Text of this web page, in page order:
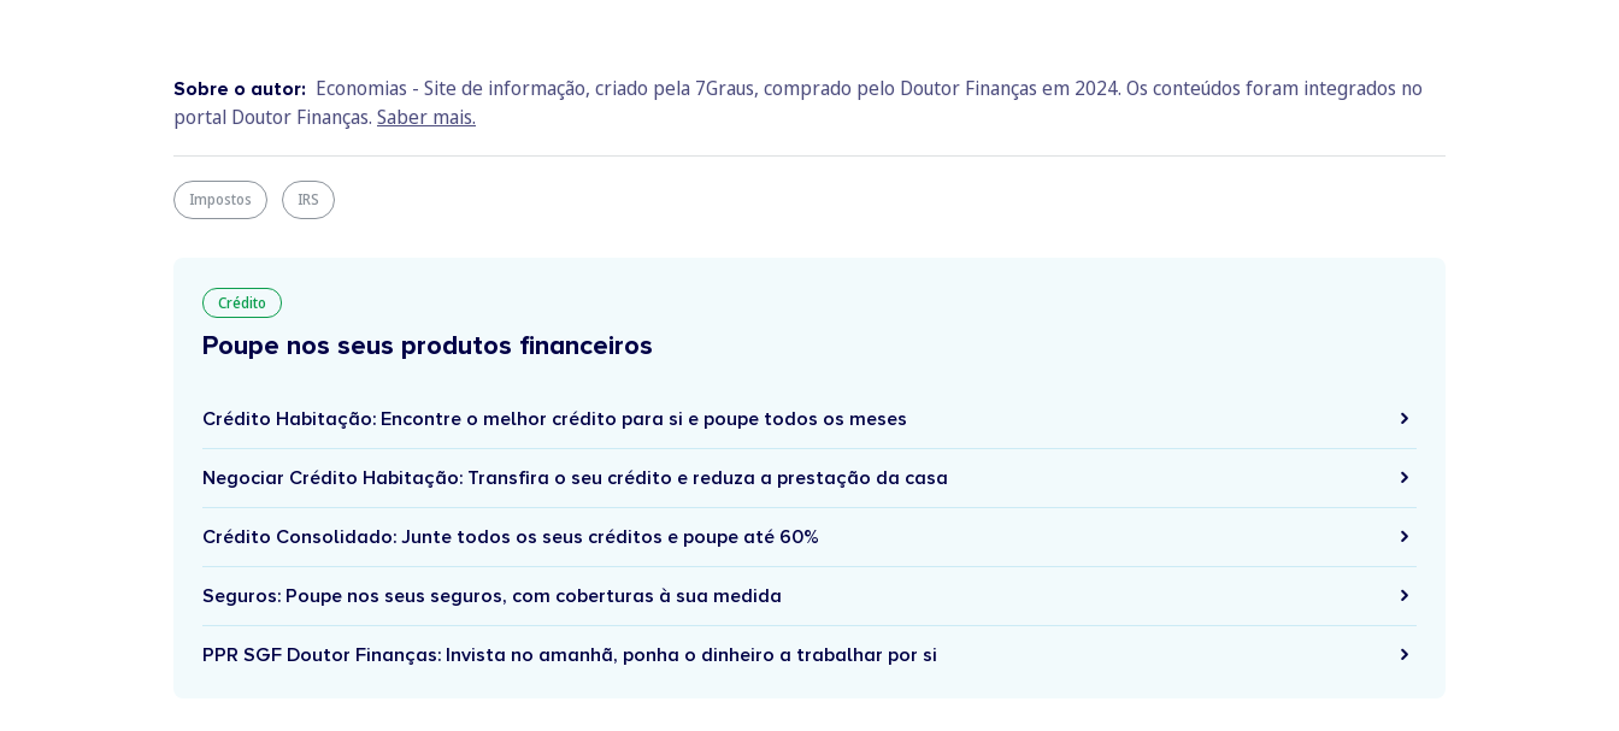
Sobre o autor: Economias - Site de informação, criado pela 7Graus, comprado pelo Doutor Finanças em 2024. Os conteúdos foram integrados no
portal Doutor Finanças. Saber mais.
Impostos IRS
Crédito
Poupe nos seus produtos financeiros
Crédito Habitação: Encontre o melhor crédito para si e poupe todos os meses
Negociar Crédito Habitação: Transfira o seu crédito e reduza a prestação da casa
Crédito Consolidado: Junte todos os seus créditos e poupe até 60%
Seguros: Poupe nos seus seguros, com coberturas à sua medida
PPR SGF Doutor Finanças: Invista no amanhã, ponha o dinheiro a trabalhar por si